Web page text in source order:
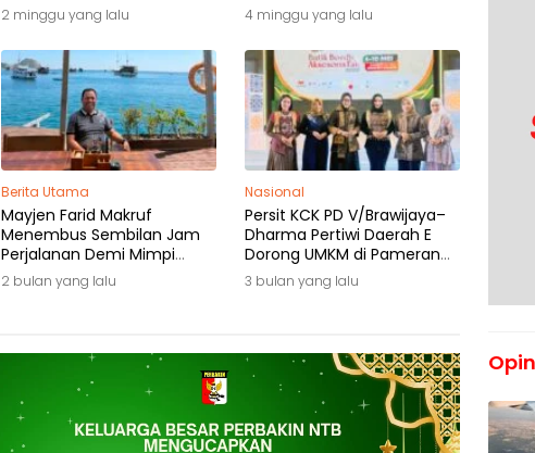
2 minggu yang lalu 4 minggu yang lalu
Berita Utama
Mayjen Farid Makruf
Menembus Sembilan Jam
Perjalanan Demi Mimpi
Anak-Anak Flores
2 bulan yang lalu
Nasional
Persit KCK PD V/Brawijaya–
Dharma Pertiwi Daerah E
Dorong UMKM di Pameran
Surabaya
3 bulan yang lalu